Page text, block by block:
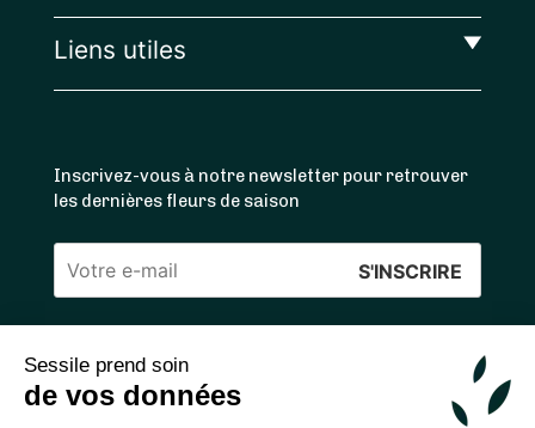
Sessile prend soin
de vos données
Liens utiles
Inscrivez-vous à notre newsletter pour retrouver
les dernières fleurs de saison
ce
champ
vide.
4.4/5 ⭐ | 120 000+ bouquets livrés |
Achats 100% sécurisés